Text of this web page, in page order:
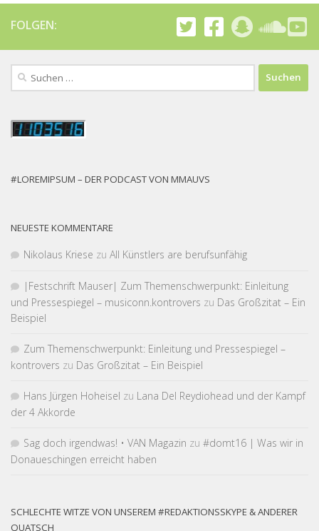
FOLGEN:
Suchen
#LOREMIPSUM – DER PODCAST VON MMAUVS
NEUESTE KOMMENTARE
Nikolaus Kriese zu All Künstlers are berufsunfähig
|Fest­schrift Mauser| Zum Themen­schwer­punkt: Einleitung
und Pressespiegel – musiconn.kontrovers zu Das Großzitat – Ein
Beispiel
Zum Themen­schwer­punkt: Einleitung und Pressespiegel –
kontrovers zu Das Großzitat – Ein Beispiel
Hans Jürgen Hoheisel zu Lana Del Reydiohead und der Kampf
der 4 Akkorde
Sag doch irgendwas! • VAN Magazin zu #domt16 | Was wir in
Donaueschingen erreicht haben
SCHLECHTE WITZE VON UNSEREM #REDAKTIONSSKYPE & ANDERER
QUATSCH